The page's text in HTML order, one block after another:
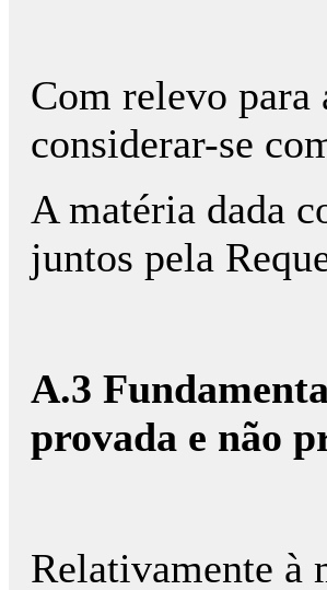
Com relevo para
considerar-se
A matéria dada
juntos pela
A.3
provada e não
Relativamente à